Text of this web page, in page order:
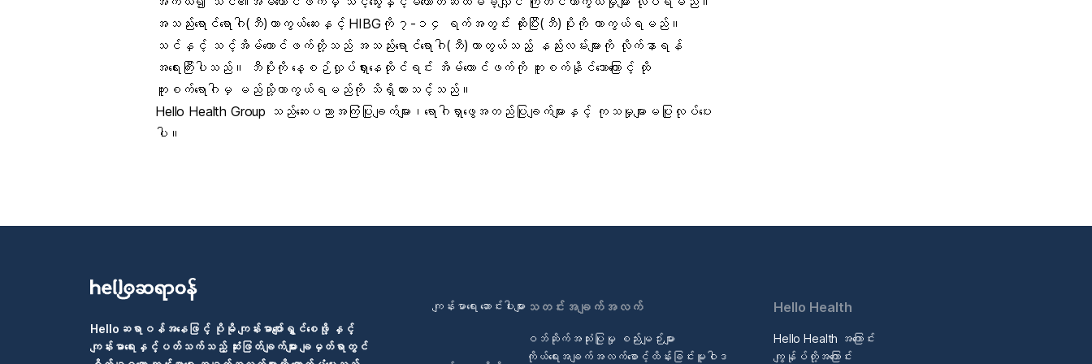
အသည်းရောင်ရောဂါ(ဘီ)ကာကွယ်ဆေးနှင့် HIBGကို ၇-၁၄ ရက်အတွင်း ထိုးပြီး(ဘီ)ပိုးကို ကာကွယ်ရမည်။
သင်နှင့် သင့်အိမ်ထောင်ဖက်တို့သည် အသည်းရောင်ရောဂါ(ဘီ)ကာတွယ်သည့် နည်းလမ်းများကို လိုက်နာရန်
အရေးကြီးပါသည်။ ဘီပိုးကို နေ့စဉ်လှုပ်ရှားနေထိုင်ရင်း အိမ်ထောင်ဖက်ကို ကူးစက်နိုင်သောကြောင့် ထို
ကူးစက်ရောဂါမှ မည်သို့ကာကွယ်ရမည်ကို သိရှိထားသင့်သည်။
Hello Health Group သည်ဆေးပညာအကြံပြုချက်များ၊ရောဂါရှာဖွေအတည်ပြုချက်များနှင့် ကုသမှုများမပြုလုပ်ပေး
ပါ။
Helloဆရာဝန်အနေဖြင့် ပိုမို ကျန်းမာပျော်ရွှင်စေဖို့ နှင့်
ကျန်းမာရေးနှင့်ပတ်သက်သည့် ဆုံးဖြတ်ချက်များ ချမှတ်ရာတွင်
ကျန်းမာရေး ဆောင်းပါးများသတင်းအချက်အလက်
ဝဘ်ဆိုက်အသုံးပြုမှု စည်းမျဉ်းများ
ကိုယ်ရေးအချက်အလက်စောင့်ထိန်းခြင်းမူဝါဒ
Hello Health
Hello Health အကြောင်း
ကျွန်ုပ်တို့အကြောင်း